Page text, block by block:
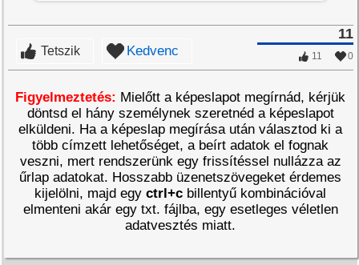
Tetszik Kedvenc
11
0
11
Figyelmeztetés: Mielőtt a képeslapot megírnád, kérjük
döntsd el hány személynek szeretnéd a képeslapot
elküldeni. Ha a képeslap megírása után választod ki a
több címzett lehetőséget, a beírt adatok el fognak
veszni, mert rendszerünk egy frissítéssel nullázza az
űrlap adatokat. Hosszabb üzenetszövegeket érdemes
kijelölni, majd egyctrl+c billentyű kombinációval
elmenteni akár egy txt. fájlba, egy esetleges véletlen
adatvesztés miatt.